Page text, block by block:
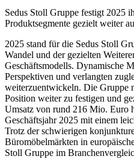
Sedus Stoll Gruppe festigt 2025
Produktsegmente gezielt weiter
2025 stand für die Sedus Stoll
Wandel und der gezielten
Geschäftsmodells. Dynamische
Perspektiven und verlangten
weiterzuentwickeln. Die Gruppe
Position weiter zu festigen und
Umsatz von rund 216 Mio. Euro
Geschäftsjahr 2025 mit einem
Trotz der schwierigen
Büromöbelmärkten in
Stoll Gruppe im